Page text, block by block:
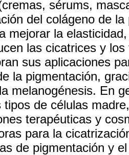
sérums,
del colágeno de
mejorar la
las cicatrices y
sus aplicaciones
la pigmentación,
melanogénesis. En
tipos de células
terapéuticas y
para la
de pigmentación y